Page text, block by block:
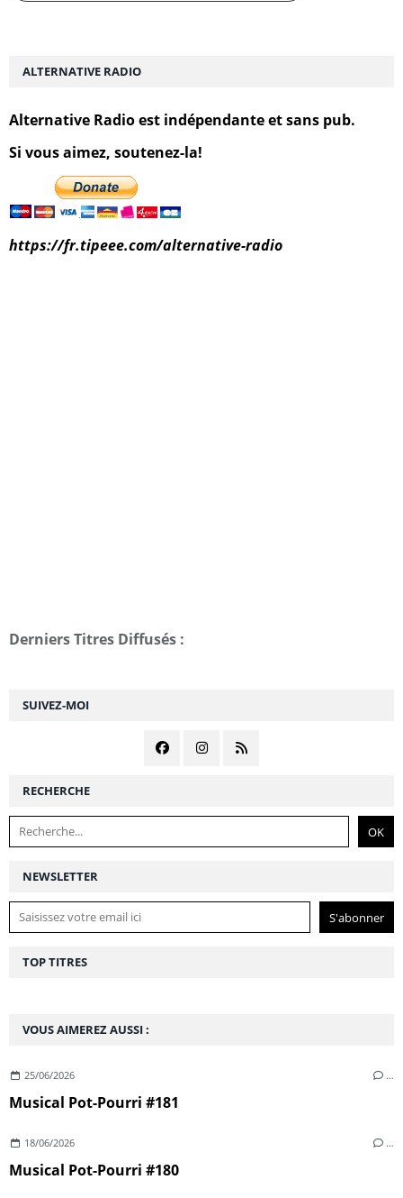
NEWSLETTER
SUIVEZ-MOI
RECHERCHE
VOUS AIMEREZ AUSSI :
25/06/2026 …
Musical Pot-Pourri #181
18/06/2026 …
Musical Pot-Pourri #180
ALTERNATIVE RADIO
Alternative Radio est indépendante et sans pub.
Si vous aimez, soutenez-la!
https://fr.tipeee.com/alternative-radio
Derniers Titres Diffusés :
TOP TITRES